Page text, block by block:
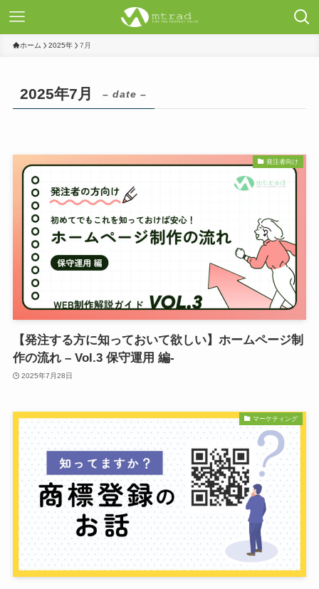
ホーム 2025年 7月
2025年7月 – date –
発注者向け
【発注する方に知っておいて欲しい】ホームページ制
作の流れ – Vol.3 保守運用 編-
2025年7月28日
マーケティング